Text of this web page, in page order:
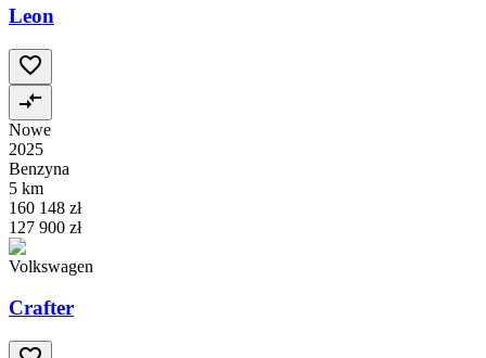
Leon
Nowe
2025
Benzyna
5 km
160 148 zł
127 900 zł
Volkswagen
Crafter